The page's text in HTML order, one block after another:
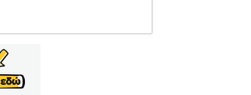
κανονική εφαρμογή, στρογγυλή
Est 1996 σε λαδί χρώμα. Η ύφανσή
συμπεριλαμβάνοντας ρούχα και
κατέχει εξέχουσα θέση στο χώρο της
(Latte)• Φροντίδα>Ακολουθήστε τις